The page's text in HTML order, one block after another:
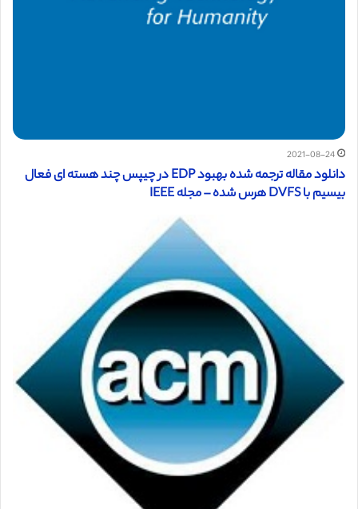
2021-08-24
دانلود مقاله ترجمه شده بهبود EDP در چیپس چند هسته ای فعال
بیسیم با DVFS هرس شده – مجله IEEE